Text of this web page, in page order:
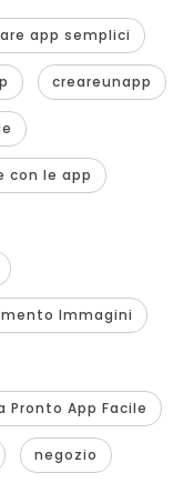
app semplici
creareunapp
con le app
Immagini
Pronto App Facile
negozio